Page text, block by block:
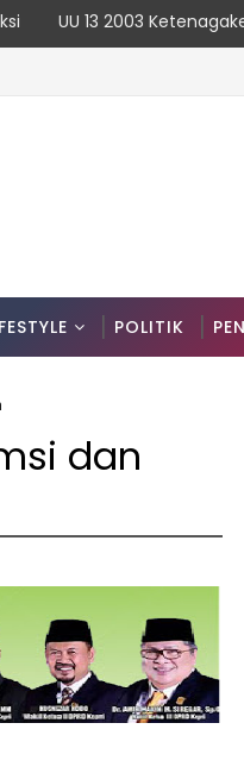
UU 13 2003
POLITIK
dan